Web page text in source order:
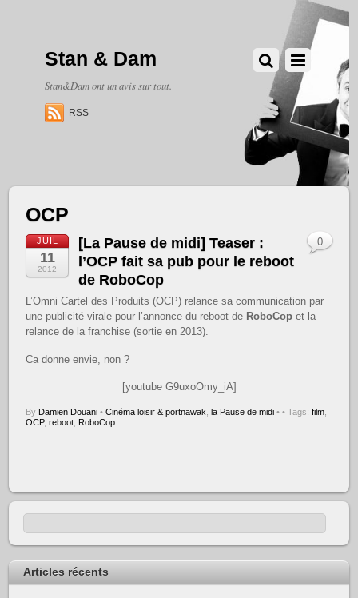
Stan & Dam
Stan&Dam ont un avis sur tout.
RSS
OCP
JUIL
11
2012
[La Pause de midi] Teaser :
l’OCP fait sa pub pour le reboot
de RoboCop
L’Omni Cartel des Produits (OCP) relance sa communication par
une publicité virale pour l’annonce du reboot de RoboCop et la
relance de la franchise (sortie en 2013).
Ca donne envie, non ?
[youtube G9uxoOmy_iA]
By Damien Douani • Cinéma loisir & portnawak ,la Pause de midi •
0
• Tags:film
OCP,reboot RoboCop
Articles récents